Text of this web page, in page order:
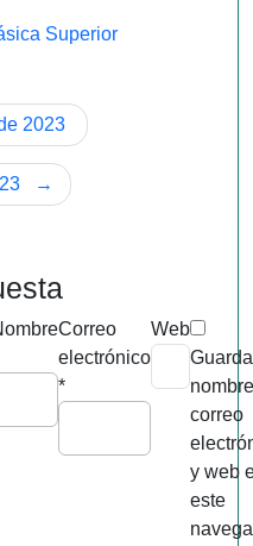
Superior
2023
Correo
electrónico
*
Web
correo
y web
este